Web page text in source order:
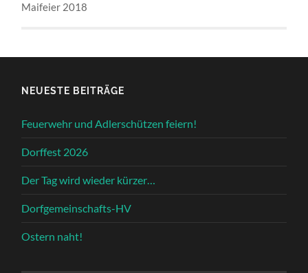
Maifeier 2018
NEUESTE BEITRÄGE
Feuerwehr und Adlerschützen feiern!
Dorffest 2026
Der Tag wird wieder kürzer…
Dorfgemeinschafts-HV
Ostern naht!